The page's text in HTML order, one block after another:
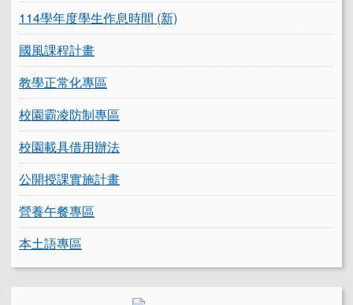
114學年度學生作息時間 (新)
國風課程計畫
教學正常化專區
校園霸凌防制專區
校園載具借用辦法
公開授課實施計畫
營養午餐專區
本土語專區